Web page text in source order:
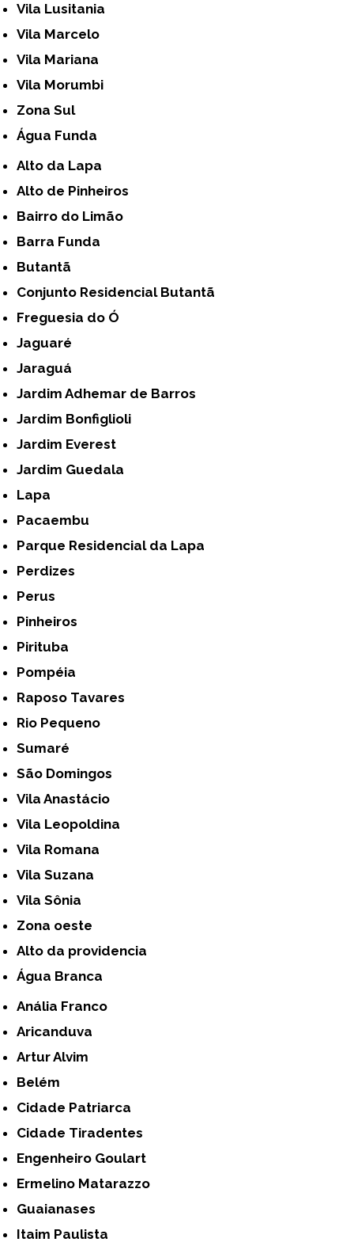
Vila Lusitania
Vila Marcelo
Vila Mariana
Vila Morumbi
Zona Sul
Água Funda
Alto da Lapa
Alto de Pinheiros
Bairro do Limão
Barra Funda
Butantã
Conjunto Residencial Butantã
Freguesia do Ó
Jaguaré
Jaraguá
Jardim Adhemar de Barros
Jardim Bonfiglioli
Jardim Everest
Jardim Guedala
Lapa
Pacaembu
Parque Residencial da Lapa
Perdizes
Perus
Pinheiros
Pirituba
Pompéia
Raposo Tavares
Rio Pequeno
Sumaré
São Domingos
Vila Anastácio
Vila Leopoldina
Vila Romana
Vila Suzana
Vila Sônia
Zona oeste
alto da providencia
Água Branca
Anália Franco
Aricanduva
Artur Alvim
Belém
Cidade Patriarca
Cidade Tiradentes
Engenheiro Goulart
Ermelino Matarazzo
Guaianases
Itaim Paulista